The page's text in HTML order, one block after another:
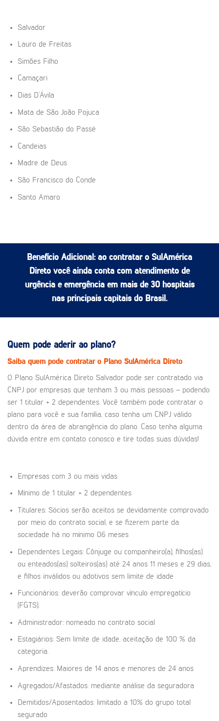
Salvador
Lauro de Freitas
Simões Filho
Camaçari
Dias D’Ávila
Mata de São João Pojuca
São Sebastião do Passé
Candeias
Madre de Deus
São Francisco do Conde
Santo Amaro
Benefício Adicional:ao contratar o SulAmérica
Direto você ainda conta com atendimento de
urgência e emergência em mais de 30 hospitais
nas principais capitais do Brasil.
Quem pode aderir ao plano?
Saiba quem pode contratar o Plano SulAmérica Direto
O Plano SulAmérica Direto Salvador pode ser contratado via
CNPJ por empresas que tenham 3 ou mais pessoas – podendo
ser 1 titular + 2 dependentes. Você também pode contratar o
plano para você e sua família, caso tenha um CNPJ válido
dentro da área de abrangência do plano. Caso tenha alguma
dúvida entre em contato conosco e tire todas suas dúvidas!
Empresas com 3 ou mais vidas
Mínimo de 1 titular + 2 dependentes
Titulares: Sócios serão aceitos se devidamente comprovado
por meio do contrato social, e se fizerem parte da
sociedade há no mínimo 06 meses
Dependentes Legais: Cônjuge ou companheiro(a), filhos(as)
ou enteados(as) solteiros(as) até 24 anos 11 meses e 29 dias,
e filhos inválidos ou adotivos sem limite de idade
Funcionários: deverão comprovar vínculo empregatício
(FGTS).
Administrador: nomeado no contrato social
Estagiários: Sem limite de idade, aceitação de 100 % da
categoria.
Aprendizes: Maiores de 14 anos e menores de 24 anos
Agregados/Afastados: mediante análise da seguradora
Demitidos/Aposentados: limitado a 10% do grupo total
segurado